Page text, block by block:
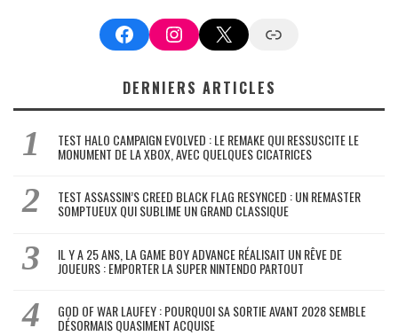
FacebookInstagram
X Google News
DERNIERS ARTICLES
TEST HALO CAMPAIGN EVOLVED : LE REMAKE QUI RESSUSCITE LE
MONUMENT DE LA XBOX, AVEC QUELQUES CICATRICES
TEST ASSASSIN’S CREED BLACK FLAG RESYNCED : UN REMASTER
SOMPTUEUX QUI SUBLIME UN GRAND CLASSIQUE
IL Y A 25 ANS, LA GAME BOY ADVANCE RÉALISAIT UN RÊVE DE
JOUEURS : EMPORTER LA SUPER NINTENDO PARTOUT
GOD OF WAR LAUFEY : POURQUOI SA SORTIE AVANT 2028 SEMBLE
DÉSORMAIS QUASIMENT ACQUISE